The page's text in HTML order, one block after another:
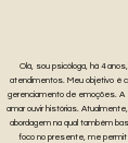
Olá, sou psicóloga, há 4
atendimentos. Meu objetivo é
gerenciamento de emoções. A
amar ouvir histórias.
abordagem na qual também
foco no presente, me